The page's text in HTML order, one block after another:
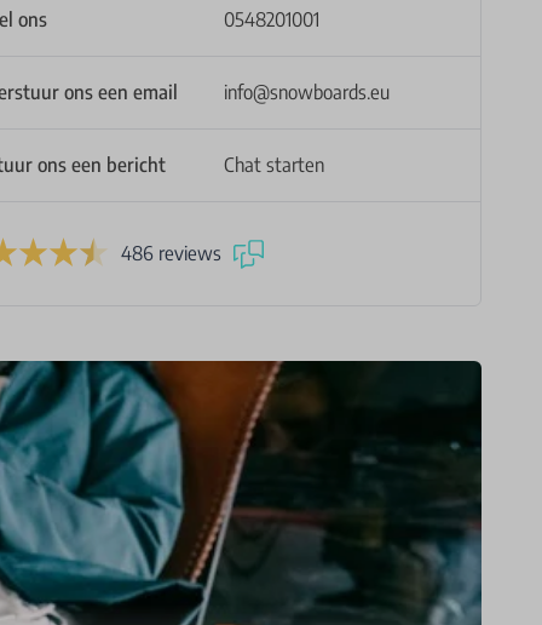
ons 0548201001
ons een email info@snowboards.eu
ons een bericht Chat starten
486 reviews